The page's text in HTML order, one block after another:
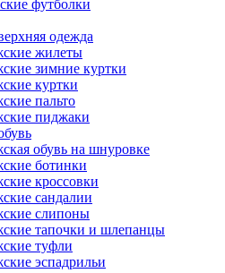
футболки
одежда
жилеты
зимние куртки
куртки
пальто
пиджаки
обувь на шнуровке
ботинки
кроссовки
сандалии
слипоны
тапочки и шлепанцы
туфли
эспадрильи